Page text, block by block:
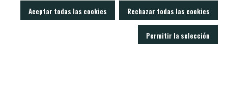
Aceptar todas las cookies Rechazar todas las cookies
Permitir la selección